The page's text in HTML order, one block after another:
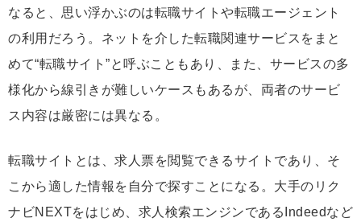
なると、思い浮かぶのは転職サイトや転職エージェント
の利用だろう。ネットを介した転職関連サービスをまと
めて“転職サイト”と呼ぶこともあり、また、サービスの多
様化から線引きが難しいケースもあるが、両者のサービ
ス内容は厳密には異なる。
転職サイトとは、求人票を閲覧できるサイトであり、そ
こから適した情報を自分で探すことになる。大手のリク
ナビNEXTをはじめ、求人検索エンジンであるIndeedなど